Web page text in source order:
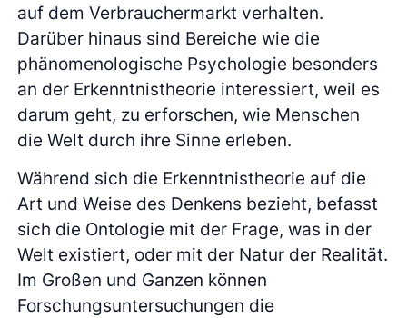
auf dem Verbrauchermarkt verhalten.
Darüber hinaus sind Bereiche wie die
phänomenologische Psychologie besonders
an der Erkenntnistheorie interessiert, weil es
darum geht, zu erforschen, wie Menschen
die Welt durch ihre Sinne erleben.
Während sich die Erkenntnistheorie auf die
Art und Weise des Denkens bezieht, befasst
sich die Ontologie mit der Frage, was in der
Welt existiert, oder mit der Natur der Realität.
Im Großen und Ganzen können
Forschungsuntersuchungen die